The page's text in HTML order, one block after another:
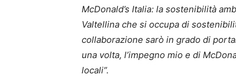
McDonald’s Italia: la sostenibilità
Valtellina che si occupa di
collaborazione sarò in grado di
una volta, l’impegno mio e di
locali”.